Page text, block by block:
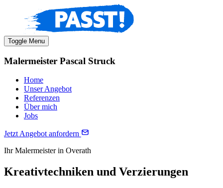
Toggle Menu
Malermeister Pascal Struck
Home
Unser Angebot
Referenzen
Über mich
Jobs
Jetzt Angebot anfordern
Ihr Malermeister in Overath
Kreativtechniken und Verzierungen